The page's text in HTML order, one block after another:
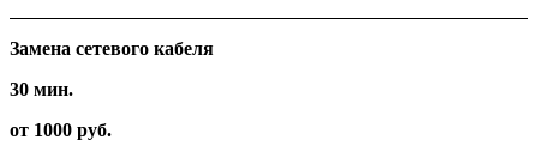
Замена сетевого кабеля
30 мин.
от 1000 руб.